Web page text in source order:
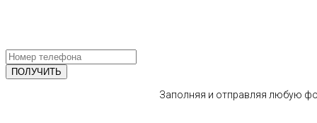
Заполняя и отправляя любую